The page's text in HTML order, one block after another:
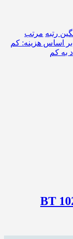
رتبه مرتب
اساس هزینه: کم
به کم